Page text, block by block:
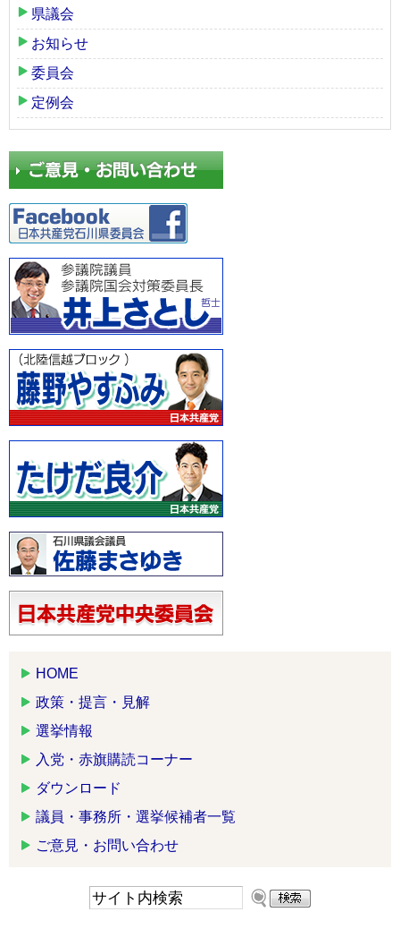
県議会
お知らせ
委員会
定例会
HOME
政策・提言・見解
選挙情報
入党・赤旗購読コーナー
ダウンロード
議員・事務所・選挙候補者一覧
ご意見・お問い合わせ